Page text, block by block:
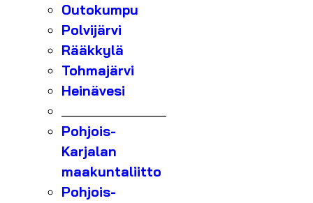
Outokumpu
Polvijärvi
Rääkkylä
Tohmajärvi
Heinävesi
Pohjois-
Karjalan
maakuntaliitto
Pohjois-